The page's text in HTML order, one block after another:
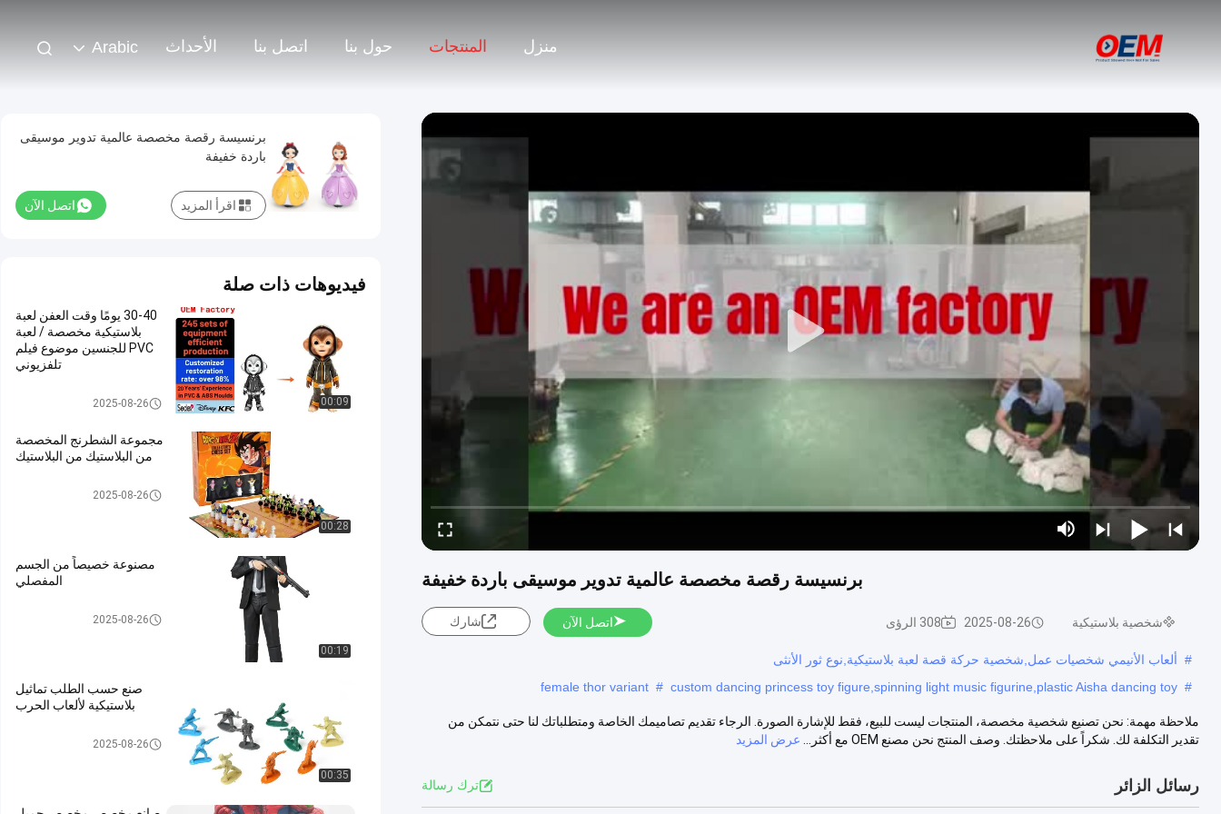
منزل المنتجات حول بنا اتصل بنا الأحداث Arabic
برنسيسة رقصة مخصصة عالمية تدوير موسيقى باردة خفيفة
شخصية بلاستيكية 2025-08-26 308 الرؤى اتصل الآن شارك
# ألعاب الأنيمي شخصيات عمل,شخصية حركة قصة لعبة بلاستيكية,نوع ثور الأنثى
#
custom dancing princess toy figure,spinning light music figurine,plastic Aisha dancing toy
#
female thor variant
ملاحظة مهمة: نحن تصنيع شخصية مخصصة، المنتجات ليست للبيع، فقط للإشارة الصورة. الرجاء تقديم تصاميمك الخاصة ومتطلباتك لنا حتى نتمكن من
تقدير التكلفة لك. شكراً على ملاحظتك. وصف المنتج نحن مصنع OEM مع أكثر...
عرض المزيد
رسائل الزائر ترك رسالة
برنسيسة رقصة مخصصة عالمية تدوير موسيقى
باردة خفيفة
اتصل الآن اقرأ المزيد
فيديوهات ذات صلة
00:09
30-40 يومًا وقت العفن لعبة
بلاستيكية مخصصة / لعبة
PVC للجنسين موضوع فيلم
تلفزيوني
2025-08-26
00:28
مجموعة الشطرنج المخصصة
من البلاستيك من البلاستيك
2025-08-26
00:19
مصنوعة خصيصاً من الجسم
المفصلي
2025-08-26
00:35
صنع حسب الطلب تماثيل
بلاستيكية لألعاب الحرب
2025-08-26